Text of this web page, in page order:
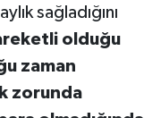
sağladığını
olduğu
zaman
zorunda